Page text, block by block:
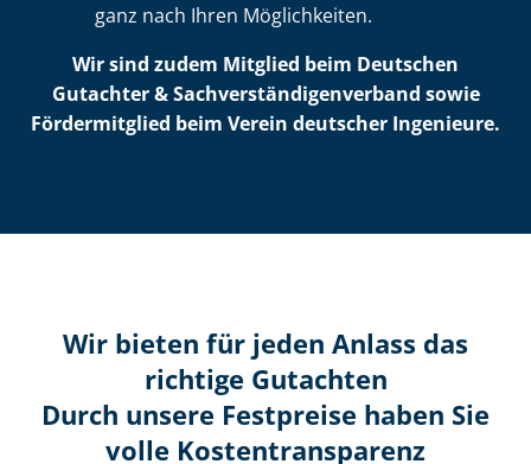
ganz nach Ihren Möglichkeiten.
Wir sind zudem Mitglied beim Deutschen
Gutachter & Sach­ver­stän­di­gen­ver­band sowie
Fördermitglied beim Verein deutscher Ingenieure.
Wir bieten für jeden Anlass das
richtige Gutachten
Durch unsere Festpreise haben Sie
volle Kosten­transparenz